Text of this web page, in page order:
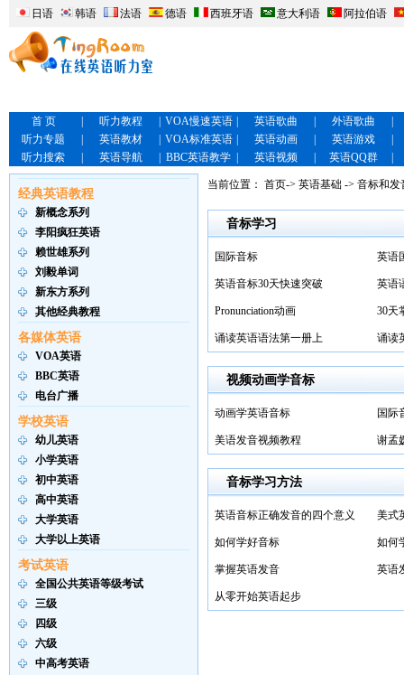
日语 韩语 法语 德语 西班牙语 意大利语 阿拉伯语
首 页 听力教程 VOA慢速英语 英语歌曲 外语歌曲
听力专题
英语教材 VOA标准英语 英语动画 英语游戏
听力搜索
英语导航 BBC英语教学 英语视频 英语QQ群
经典英语教程
新概念系列
李阳疯狂英语
赖世雄系列
刘毅单词
新东方系列
其他经典教程
各媒体英语
VOA英语
BBC英语
电台广播
学校英语
幼儿英语
小学英语
初中英语
高中英语
大学英语
大学以上英语
考试英语
全国公共英语等级考试
三级
四级
六级
中高考英语
当前位置： 首页-> 英语基础 -> 音标和发
音标学习
国际音标 英语
英语音标30天快速突破 英语
Pronunciation动画 30天
诵读英语语法第一册上 诵读
视频动画学音标
动画学英语音标 国际
美语发音视频教程 谢孟
音标学习方法
英语音标正确发音的四个意义 美式
如何学好音标 如何
掌握英语发音 英语
从零开始英语起步